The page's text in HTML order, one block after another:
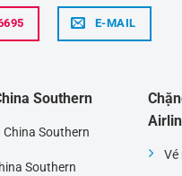
E-MAIL
Southern
China Southern
Southern
Vé